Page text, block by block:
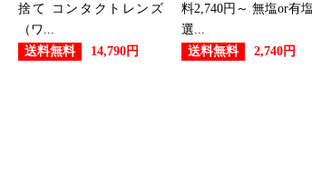
捨て コンタクトレンズ
（ワ...
送料無料
14,790円
料2,740円～ 無塩or有
選...
送料無料
2,740円